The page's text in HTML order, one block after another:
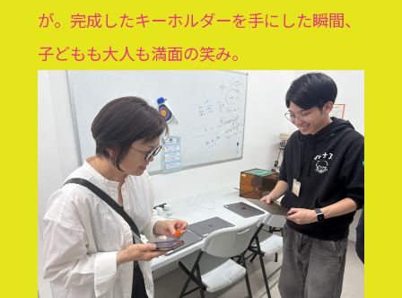
が。完成したキーホルダーを手にした瞬間、
子どもも大人も満面の笑み。